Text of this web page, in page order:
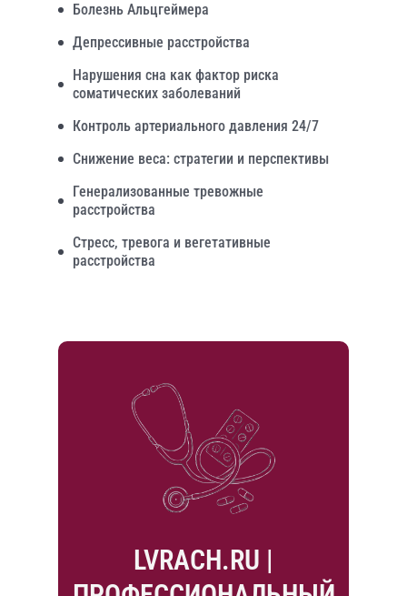
Болезнь Альцгеймера
Депрессивные расстройства
Нарушения сна как фактор риска
соматических заболеваний
Контроль артериального давления 24/7
Снижение веса: стратегии и перспективы
Генерализованные тревожные
расстройства
Стресс, тревога и вегетативные
расстройства
LVRACH.RU |